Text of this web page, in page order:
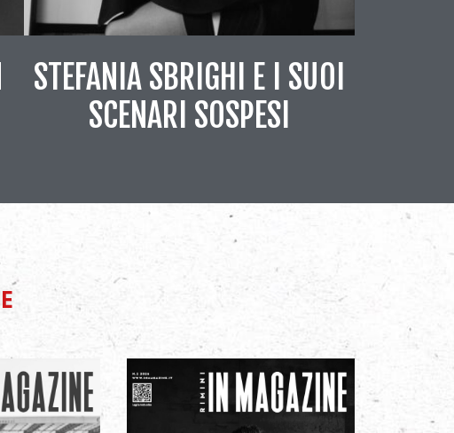
STEFANIA SBRIGHI E I SUOI
SCENARI SOSPESI